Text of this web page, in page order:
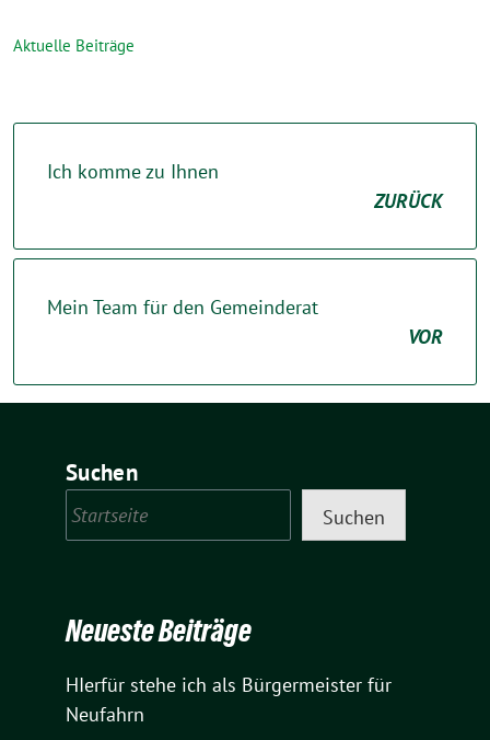
Aktuelle Beiträge
Ich komme zu Ihnen
ZURÜCK
Mein Team für den Gemeinderat
VOR
Suchen
Suchen
Neueste Beiträge
HIerfür stehe ich als Bürgermeister für
Neufahrn